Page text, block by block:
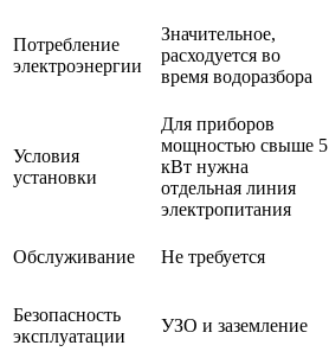
Потребление
электроэнергии
Значительное,
расходуется во
время водоразбора
Условия
установки
Для приборов
мощностью свыше 5
кВт нужна
отдельная линия
электропитания
Обслуживание Не требуется
Безопасность
эксплуатации
УЗО и заземление